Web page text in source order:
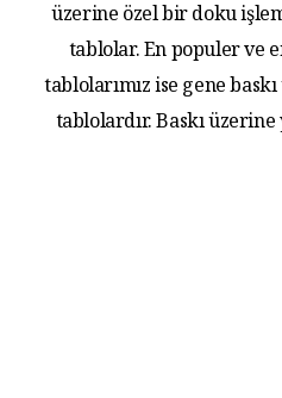
üzerine özel bir doku
tablolar. En populer ve
tablolarımız ise gene
tablolardır. Baskı